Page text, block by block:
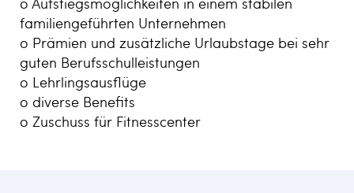
familiengeführten Unternehmen
o Prämien und zusätzliche Urlaubstage bei sehr
guten Berufsschulleistungen
o Lehrlingsausflüge
o diverse Benefits
o Zuschuss für Fitnesscenter